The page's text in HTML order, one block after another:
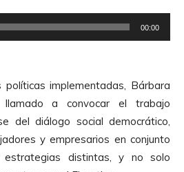
00:00
implementadas, Bárbara
llamado a convocar el trabajo
del diálogo social democrático,
y empresarios en conjunto
distintas, y no solo